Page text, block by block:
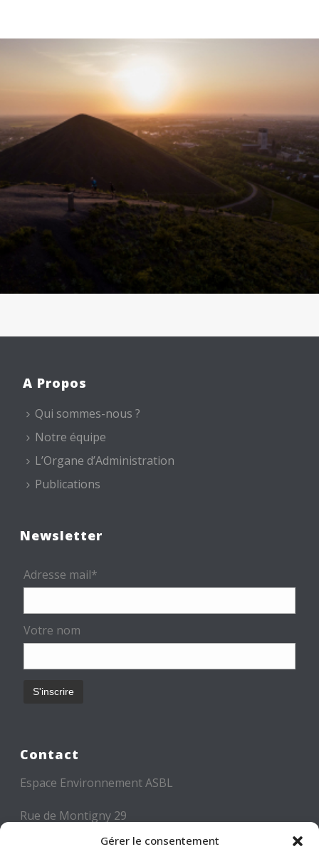
Gérer le consentement
A Propos
Qui sommes-nous ?
Notre équipe
L’Organe d’Administration
Publications
Newsletter
Adresse mail*
Votre nom
Contact
Espace Environnement ASBL
Rue de Montigny 29
6000 CHARLEROI